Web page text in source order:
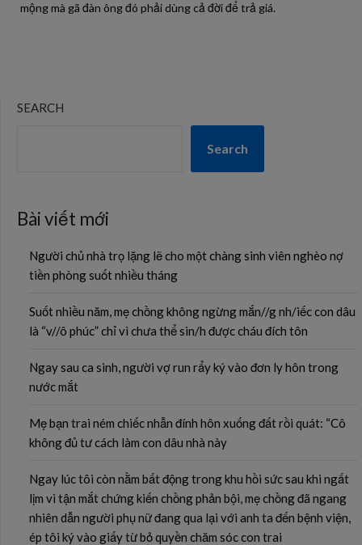
mộng mà gã đàn ông đó phải dùng cả đời để trả giá.
SEARCH
Search
Bài viết mới
Người chủ nhà trọ lặng lẽ cho một chàng sinh viên nghèo nợ
tiền phòng suốt nhiều tháng
Suốt nhiều năm, mẹ chồng không ngừng mắn//g nh/iếc con dâu
là “v//ô phúc” chỉ vì chưa thể sin/h được cháu đích tôn
Ngay sau ca sinh, người vợ run rẩy ký vào đơn ly hôn trong
nước mắt
Mẹ bạn trai ném chiếc nhẫn đính hôn xuống đất rồi quát: “Cô
không đủ tư cách làm con dâu nhà này
Ngay lúc tôi còn nằm bất động trong khu hồi sức sau khi ngất
lịm vì tận mắt chứng kiến chồng phản bội, mẹ chồng đã ngang
nhiên dẫn người phụ nữ đang qua lại với anh ta đến bệnh viện,
ép tôi ký vào giấy từ bỏ quyền chăm sóc con trai